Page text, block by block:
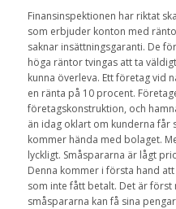
Finansinspektionen har riktat
som erbjuder konton med
saknar insättningsgaranti. De
höga räntor tvingas att ta
kunna överleva. Ett företag vid
en ränta på 10 procent.
företagskonstruktion, och
än idag oklart om kunderna får
kommer hända med bolaget.
lyckligt. Småspararna är lågt
Denna kommer i första hand
som inte fått betalt. Det är
småspararna kan få sina